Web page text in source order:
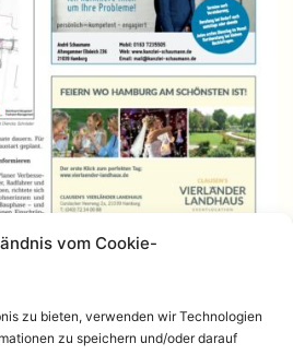
vom Cookie-
zu bieten, verwenden wir Technologien
zu speichern und/oder darauf